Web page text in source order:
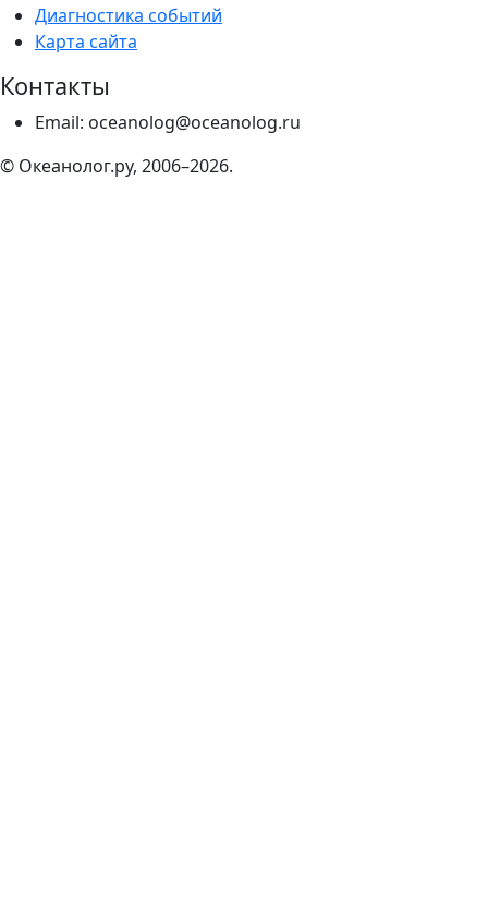
Диагностика событий
Карта сайта
Контакты
Email: oceanolog@oceanolog.ru
© Океанолог.ру, 2006–2026.